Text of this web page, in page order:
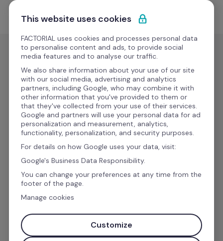
Ir al contenido
Solicitar demo
Descubre las
funcionalidades del
Software de Factorial
Con nuestras funcionalidades convierte los
procesos infinitos, manuales y complicados en
procesos unificados, útiles y efectivos. Para que
además de gestionar personas, puedas
dedicarte a sacar lo mejor de ellas.
¡Hablemos!
This website uses cookies
FACTORIAL uses cookies and processes personal data
to personalise content and ads, to provide social
media features and to analyse our traffic.
We also share information about your use of our site
with our social media, advertising and analytics
partners, including Google, who may combine it with
other information that you've provided to them or
that they've collected from your use of their services.
Google and partners will use your personal data for ad
personalization and measurement, analytics,
functionality, personalization, and security purposes.
For details on how Google uses your data, visit:
Google's Business Data Responsibility.
You can change your preferences at any time from the
footer of the page.
Manage cookies
Customize